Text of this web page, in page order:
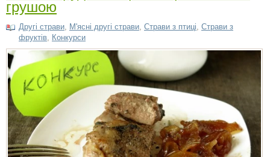
грушою
Другі страви М'ясні другі страви Страви з птиці Страви з
фруктів Конкурси